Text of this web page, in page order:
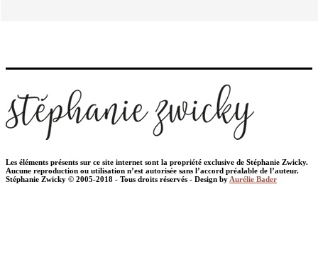
Les éléments présents sur ce site internet sont la propriété exclusive de Stéphanie Zwicky.
Aucune reproduction ou utilisation n’est autorisée sans l’accord préalable de l’auteur.
Stéphanie Zwicky © 2005-2018 - Tous droits réservés - Design by Aurélie Bader